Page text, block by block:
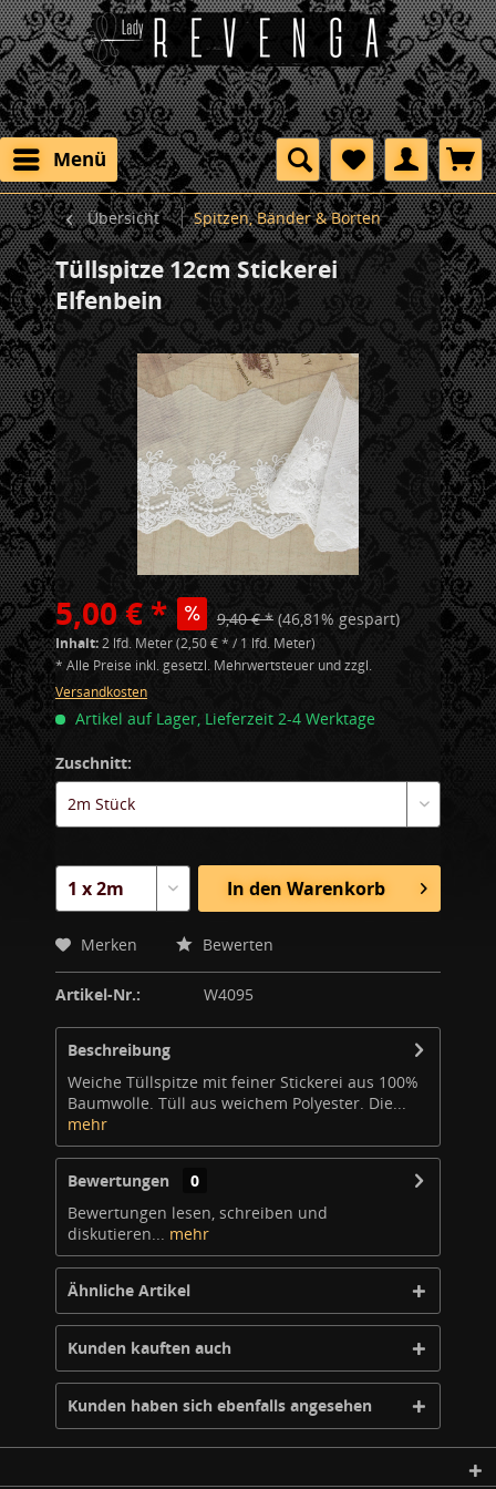
Menü
Übersicht Spitzen, Bänder & Borten
Tüllspitze 12cm Stickerei
Elfenbein
5,00 € * 9,40 € * (46,81% gespart)
Inhalt:2 lfd. Meter (2,50 € * / 1 lfd. Meter)
* Alle Preise inkl. gesetzl. Mehrwertsteuer und zzgl.
Versandkosten
Artikel auf Lager, Lieferzeit 2-4 Werktage
Zuschnitt:
In den Warenkorb
Merken Bewerten
Artikel-Nr.: W4095
Beschreibung
Weiche Tüllspitze mit feiner Stickerei aus 100%
Baumwolle. Tüll aus weichem Polyester. Die...
mehr
Bewertungen
0
Bewertungen lesen, schreiben und
diskutieren... mehr
Ähnliche Artikel
Kunden kauften auch
Kunden haben sich ebenfalls angesehen